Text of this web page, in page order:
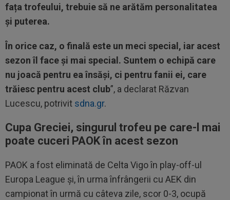
fața trofeului, trebuie să ne arătăm personalitatea
și puterea.
În orice caz, o finală este un meci special, iar acest
sezon îl face și mai special. Suntem o echipă care
nu joacă pentru ea însăși, ci pentru fanii ei, care
trăiesc pentru acest club”, a declarat Răzvan
Lucescu, potrivit sdna.gr.
Cupa Greciei, singurul trofeu pe care-l mai
poate cuceri PAOK în acest sezon
PAOK a fost eliminată de Celta Vigo în play-off-ul
Europa League și, în urma înfrângerii cu AEK din
campionat în urmă cu câteva zile, scor 0-3, ocupă